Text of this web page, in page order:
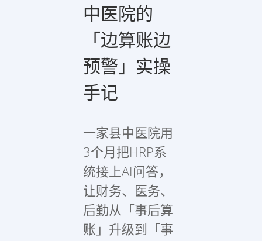
中医院的
「边算账边
预警」实操
手记
一家县中医院用
3个月把HRP系
统接上AI问答，
让财务、医务、
后勤从「事后算
账」升级到「事